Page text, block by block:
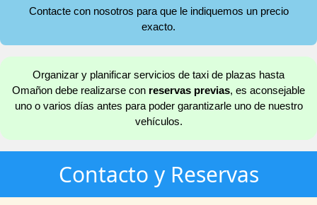
Contacte con nosotros para que le indiquemos un precio
exacto.
Organizar y planificar servicios de taxi de plazas hasta
Omañon debe realizarse con reservas previas, es aconsejable
uno o varios días antes para poder garantizarle uno de nuestro
vehículos.
Contacto y Reservas